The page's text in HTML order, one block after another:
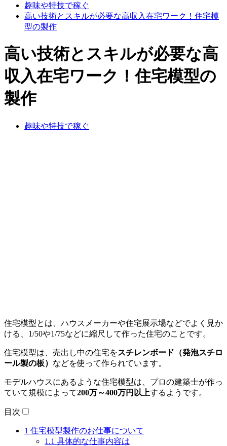
趣味や特技で稼ぐ
高い技術とスキルが必要な高収入在宅ワーク！住宅模
型の製作
高い技術とスキルが必要な高
収入在宅ワーク！住宅模型の
製作
趣味や特技で稼ぐ
住宅模型とは、ハウスメーカーや住宅展示場などでよく見か
ける、1/50や1/75などに縮尺して作った住宅のことです。
住宅模型は、売出し中の住宅をスチレンボード（発泡スチロ
ール製の板） などを使って作られています。
モデルハウスにあるような住宅模型は、プロの建築士が作っ
ていて規模によって200万～400万円以上するようです。
目次
1 住宅模型製作のお仕事について
1.1 具体的な仕事内容は